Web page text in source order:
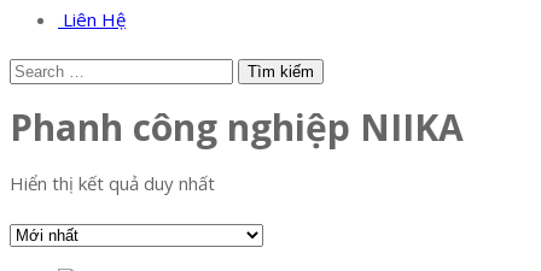
Liên Hệ
Phanh công nghiệp NIIKA
Hiển thị kết quả duy nhất